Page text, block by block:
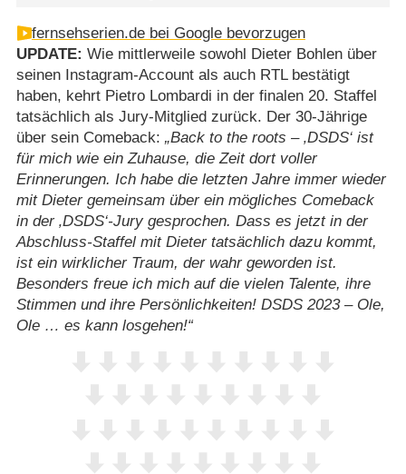
fernsehserien.de bei Google bevorzugen
UPDATE: Wie mittlerweile sowohl Dieter Bohlen über
seinen Instagram-Account als auch RTL bestätigt
haben, kehrt Pietro Lombardi in der finalen 20. Staffel
tatsächlich als Jury-Mitglied zurück. Der 30-Jährige
über sein Comeback:
Back to the roots – ‚DSDS‘ ist
für mich wie ein Zuhause, die Zeit dort voller
Erinnerungen. Ich habe die letzten Jahre immer wieder
mit Dieter gemeinsam über ein mögliches Comeback
in der ‚DSDS‘-Jury gesprochen. Dass es jetzt in der
Abschluss-Staffel mit Dieter tatsächlich dazu kommt,
ist ein wirklicher Traum, der wahr geworden ist.
Besonders freue ich mich auf die vielen Talente, ihre
Stimmen und ihre Persönlichkeiten! DSDS 2023 – Ole,
Ole … es kann losgehen!